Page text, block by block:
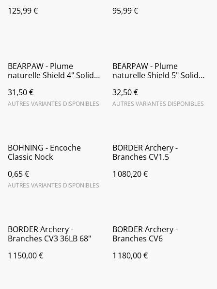
125,99 €
95,99 €
BEARPAW - Plume
naturelle Shield 4" Solid
31,50 €
AUTRES VARIANTES DISPONIBLES
BEARPAW - Plume
naturelle Shield 5" Solid
32,50 €
AUTRES VARIANTES DISPONIBLES
BOHNING - Encoche
Classic Nock
0,65 €
AUTRES VARIANTES DISPONIBLES
BORDER Archery -
Branches CV1.5
1 080,20 €
BORDER Archery -
Branches CV3 36LB 68"
1 150,00 €
BORDER Archery -
Branches CV6
1 180,00 €